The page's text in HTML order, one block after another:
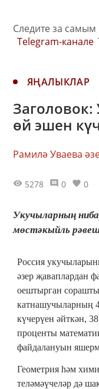
Следите за
Telegram-канале
ЯҢАЛЫКЛАР
өй эшен
Рамилә Уваева
5278 0 0
Укучыларның
мөстәкыйль
Россия
әзер җаваплардан
оештырган
катнашучыларның
күчерүен әйткән,
проценты
файдалануын
Геометрия һәм
теләмәүчеләр дә